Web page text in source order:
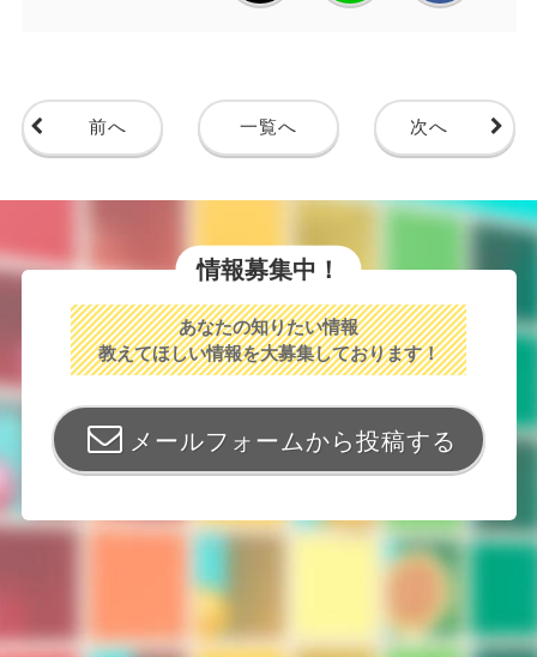
前へ 一覧へ 次へ
情報募集中！
あなたの知りたい情報
教えてほしい情報を大募集しております！
メールフォームから投稿する